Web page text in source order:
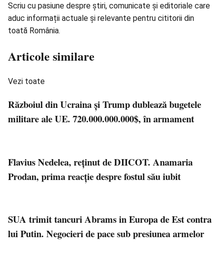
Scriu cu pasiune despre știri, comunicate și editoriale care
aduc informații actuale și relevante pentru cititorii din
toată România.
Articole similare
Vezi toate
Războiul din Ucraina și Trump dublează bugetele
militare ale UE. 720.000.000.000$, în armament
Flavius Nedelea, reţinut de DIICOT. Anamaria
Prodan, prima reacţie despre fostul său iubit
SUA trimit tancuri Abrams in Europa de Est contra
lui Putin. Negocieri de pace sub presiunea armelor